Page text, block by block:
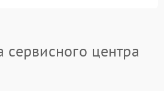
центра